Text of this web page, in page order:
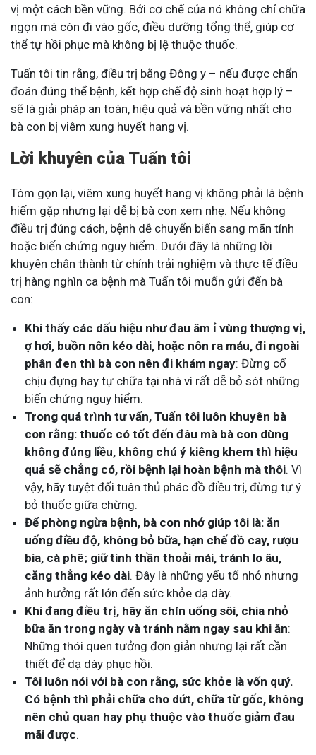
vị một cách bền vững. Bởi cơ chế của nó không chỉ chữa
ngọn mà còn đi vào gốc, điều dưỡng tổng thể, giúp cơ
thể tự hồi phục mà không bị lệ thuộc thuốc.
Tuấn tôi tin rằng, điều trị bằng Đông y – nếu được chẩn
đoán đúng thể bệnh, kết hợp chế độ sinh hoạt hợp lý –
sẽ là giải pháp an toàn, hiệu quả và bền vững nhất cho
bà con bị viêm xung huyết hang vị.
Lời khuyên của Tuấn tôi
Tóm gọn lại, viêm xung huyết hang vị không phải là bệnh
hiếm gặp nhưng lại dễ bị bà con xem nhẹ. Nếu không
điều trị đúng cách, bệnh dễ chuyển biến sang mãn tính
hoặc biến chứng nguy hiểm. Dưới đây là những lời
khuyên chân thành từ chính trải nghiệm và thực tế điều
trị hàng nghìn ca bệnh mà Tuấn tôi muốn gửi đến bà
con:
Khi thấy các dấu hiệu như đau âm ỉ vùng thượng vị,
ợ hơi, buồn nôn kéo dài, hoặc nôn ra máu, đi ngoài
phân đen thì bà con nên đi khám ngay: Đừng cố
chịu đựng hay tự chữa tại nhà vì rất dễ bỏ sót những
biến chứng nguy hiểm.
Trong quá trình tư vấn, Tuấn tôi luôn khuyên bà
con rằng: thuốc có tốt đến đâu mà bà con dùng
không đúng liều, không chú ý kiêng khem thì hiệu
quả sẽ chẳng có, rồi bệnh lại hoàn bệnh mà thôi. Vì
vậy, hãy tuyệt đối tuân thủ phác đồ điều trị, đừng tự ý
bỏ thuốc giữa chừng.
Để phòng ngừa bệnh, bà con nhớ giúp tôi là: ăn
uống điều độ, không bỏ bữa, hạn chế đồ cay, rượu
bia, cà phê; giữ tinh thần thoải mái, tránh lo âu,
căng thẳng kéo dài. Đây là những yếu tố nhỏ nhưng
ảnh hưởng rất lớn đến sức khỏe dạ dày.
Khi đang điều trị, hãy ăn chín uống sôi, chia nhỏ
bữa ăn trong ngày và tránh nằm ngay sau khi ăn:
Những thói quen tưởng đơn giản nhưng lại rất cần
thiết để dạ dày phục hồi.
Tôi luôn nói với bà con rằng, sức khỏe là vốn quý.
Có bệnh thì phải chữa cho dứt, chữa từ gốc, không
nên chủ quan hay phụ thuộc vào thuốc giảm đau
mãi được.